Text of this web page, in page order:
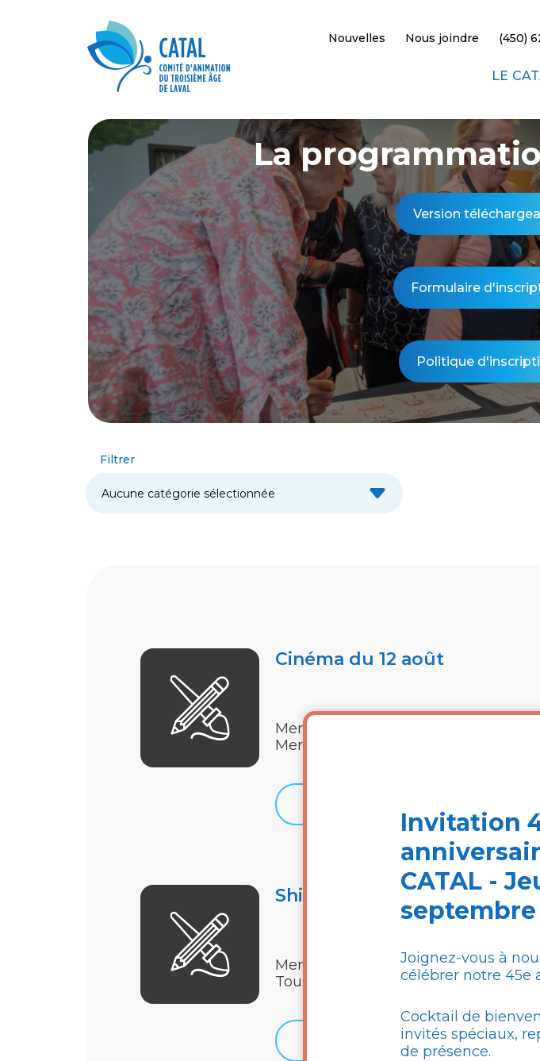
Nouvelles Nous joindre (450)
LE
La
Version
Formulaire
Politique
Filtrer
Cinéma du 12 août
Mercredi 12 août
Membres - Gratuit
Shinrin Yoku - Canopée
Tous les jeudis de 13h -14h30
Membres - Gratuit
Invitation
CATAL -
septembre
Joignez-vous à
célébrer notre 45e
Cocktail de
invités spéciaux,
de présence.